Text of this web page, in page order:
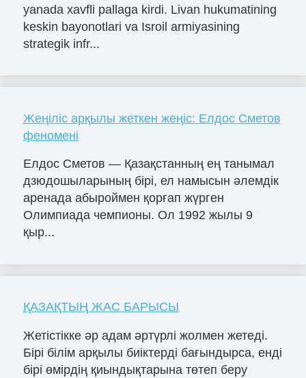
yanada xavfli pallaga kirdi. Livan hukumatining
keskin bayonotlari va Isroil armiyasining
strategik infr...
Жеңіліс арқылы жеткен жеңіс: Елдос Сметов
феномені
Елдос Сметов — Қазақстанның ең танымал
дзюдошыларының бірі, ел намысын әлемдік
аренада абыроймен қорғап жүрген
Олимпиада чемпионы. Ол 1992 жылы 9
қыр...
ҚАЗАҚТЫҢ ЖАС БАРЫСЫ
Жетістікке әр адам әртүрлі жолмен жетеді.
Бірі білім арқылы биіктерді бағындырса, енді
бірі өмірдің қиындықтарына төтеп беру